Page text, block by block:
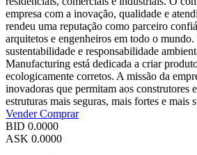
empresa com a inovação, qualidade e
rendeu uma reputação como parceiro
arquitetos e engenheiros em todo o
sustentabilidade e responsabilidade
Manufacturing está dedicada a criar
ecologicamente corretos. A missão da
inovadoras que permitam aos construtores
estruturas mais seguras, mais fortes e mais
VenderComprar
BID 0.0000
ASK 0.0000